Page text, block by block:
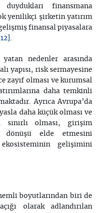
finansmana
yenilikçi şirketin yatırım
finansal piyasalara
.
yatan nedenler arasında
yapısı, risk sermayesine
zayıf olması ve kurumsal
daha temkinli
Ayrıca Avrupa’da
daha küçük olması ve
sınırlı olması, girişim
dönüşü elde etmesini
gelişimini
boyutlarından biri de
olarak adlandırılan